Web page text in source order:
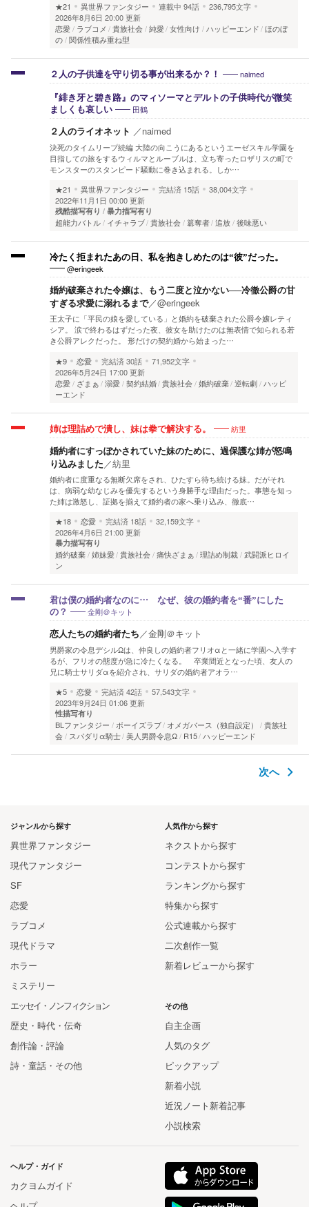
★21
異世界ファンタジー 連載中 94話
236,795文字
2026年8月6日 20:00 更新
恋愛
ラブコメ 貴族社会 純愛 女性向け ハッピーエンド ほのぼ
の 関係性積み重ね型
２人の子供達を守り切る事が出来るか？！ naimed
『緋き牙と碧き路』のマィソーマとデルトの子供時代が微笑
ましくも哀しい
田鶴
２人のライオネット ／naimed
決死のタイムリープ続編 大陸の向こうにあるというエーゼスキル学園を
目指しての旅をするウィルマとルーブルは、立ち寄ったロザリスの町で
モンスターのスタンピード騒動に巻き込まれる。しか…
★21
異世界ファンタジー 完結済 15話
38,004文字
2022年11月1日 00:00 更新
残酷描写有り 暴力描写有り
超能力バトル イチャラブ 貴族社会 簒奪者 追放 後味悪い
冷たく拒まれたあの日、私を抱きしめたのは“彼”だった。
@eringeek
婚約破棄された令嬢は、もう二度と泣かない──冷徹公爵の甘
すぎる求愛に溺れるまで／@eringeek
王太子に「平民の娘を愛している」と婚約を破棄された公爵令嬢レティ
シア。 涙で終わるはずだった夜、彼女を助けたのは無表情で知られる若
き公爵アレクだった。 形だけの契約婚から始まった…
★9
恋愛 完結済30話
71,952文字
2026年5月24日 17:00 更新
恋愛
ざまぁ 溺愛 契約結婚 貴族社会 婚約破棄 逆転劇 ハッピ
ーエンド
姉は理詰めで潰し、妹は拳で解決する。 紡里
婚約者にすっぽかされていた妹のために、過保護な姉が怒鳴
り込みました ／紡里
婚約者に度重なる無断欠席をされ、ひたすら待ち続ける妹。だがそれ
は、病弱な幼なじみを優先するという身勝手な理由だった。事態を知っ
た姉は激怒し、証拠を揃えて婚約者の家へ乗り込み、徹底…
★18
恋愛 完結済 18話
32,159文字
2026年4月6日 21:00 更新
暴力描写有り
婚約破棄 姉妹愛 貴族社会 痛快ざまぁ 理詰め制裁 武闘派ヒロイ
ン
君は僕の婚約者なのに… なぜ、彼の婚約者を“番”にした
の？
金剛＠キット
恋人たちの婚約者たち／金剛＠キット
男爵家の令息デシルΩは、仲良しの婚約者フリオαと一緒に学園へ入学す
るが、フリオの態度が急に冷たくなる。 卒業間近となった頃、友人の
兄に騎士サリダαを紹介され、サリダの婚約者アオラ…
★5
恋愛 完結済42話
57,543文字
2023年9月24日 01:06 更新
性描写有り
BLファンタジー ボーイズラブ オメガバース（独自設定）
貴族社
会
スパダリα騎士 美人男爵令息Ω R15 ハッピーエンド
次へ
人気作から探す
ネクストから探す
コンテストから探す
ランキングから探す
特集から探す
公式連載から探す
二次創作一覧
新着レビューから探す
ジャンルから探す
異世界ファンタジー
現代ファンタジー
SF
恋愛
ラブコメ
現代ドラマ
ホラー
ミステリー
エッセイ・ノンフィクション
歴史・時代・伝奇
創作論・評論
詩・童話・その他
その他
自主企画
人気のタグ
ピックアップ
新着小説
近況ノート新着記事
小説検索
ヘルプ・ガイド
カクヨムガイド